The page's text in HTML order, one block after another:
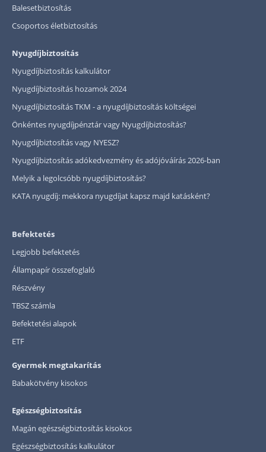
Balesetbiztosítás
Csoportos életbiztosítás
Nyugdíjbiztosítás
Nyugdíjbiztosítás kalkulátor
Nyugdíjbiztosítás hozamok 2024
Nyugdíjbiztosítás TKM - a nyugdíjbiztosítás költségei
Önkéntes nyugdíjpénztár vagy Nyugdíjbiztosítás?
Nyugdíjbiztosítás vagy NYESZ?
Nyugdíjbiztosítás adókedvezmény és adójóváírás 2026-ban
Melyik a legolcsóbb nyugdíjbiztosítás?
KATA nyugdíj: mekkora nyugdíjat kapsz majd katásként?
Befektetés
Legjobb befektetés
Állampapír összefoglaló
Részvény
TBSZ számla
Befektetési alapok
ETF
Gyermek megtakarítás
Babakötvény kisokos
Egészségbiztosítás
Magán egészségbiztosítás kisokos
Egészségbiztosítás kalkulátor